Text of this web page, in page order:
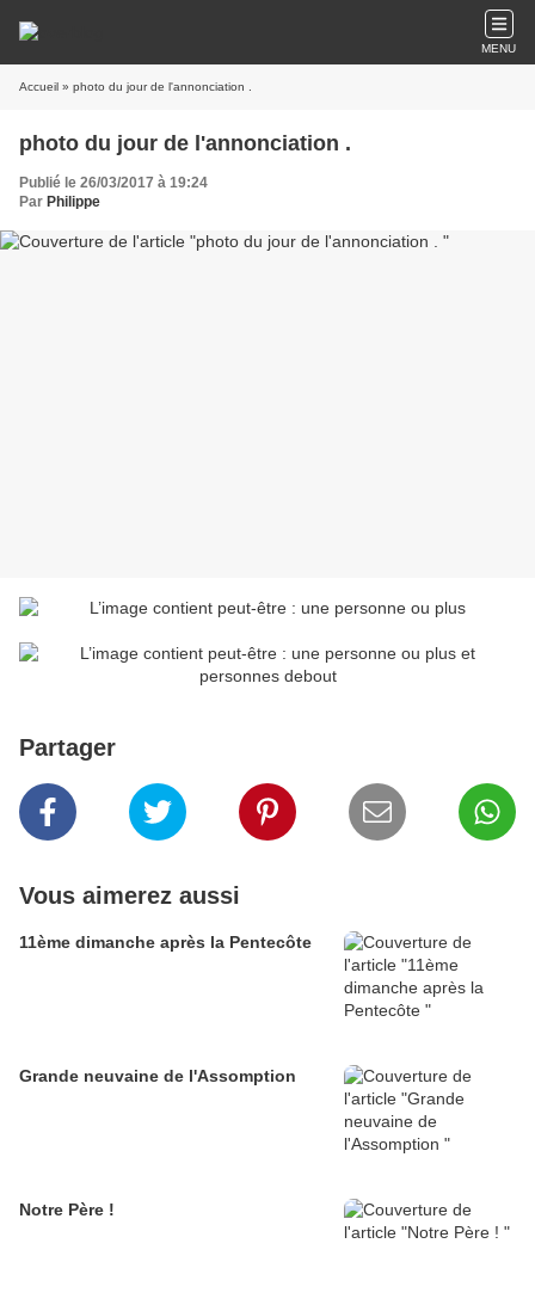
MENU
Accueil » photo du jour de l'annonciation .
photo du jour de l'annonciation .
Publié le 26/03/2017 à 19:24
Par Philippe
Partager
Vous aimerez aussi
11ème dimanche après la Pentecôte
Grande neuvaine de l'Assomption
Notre Père !